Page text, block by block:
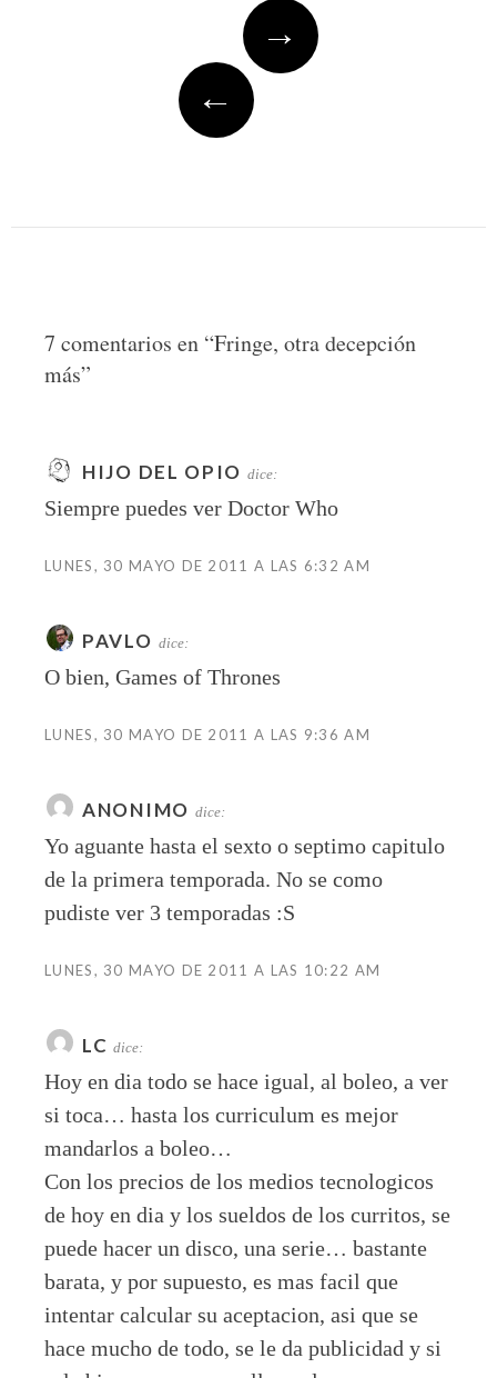
→
←
7 comentarios en “Fringe, otra decepción
más”
HIJO DEL OPIO dice:
Siempre puedes ver Doctor Who
LUNES, 30 MAYO DE 2011 A LAS 6:32 AM
PAVLO dice:
O bien, Games of Thrones
LUNES, 30 MAYO DE 2011 A LAS 9:36 AM
ANONIMO dice:
Yo aguante hasta el sexto o septimo capitulo
de la primera temporada. No se como
pudiste ver 3 temporadas :S
LUNES, 30 MAYO DE 2011 A LAS 10:22 AM
LC dice:
Hoy en dia todo se hace igual, al boleo, a ver
si toca… hasta los curriculum es mejor
mandarlos a boleo…
Con los precios de los medios tecnologicos
de hoy en dia y los sueldos de los curritos, se
puede hacer un disco, una serie… bastante
barata, y por supuesto, es mas facil que
intentar calcular su aceptacion, asi que se
hace mucho de todo, se le da publicidad y si